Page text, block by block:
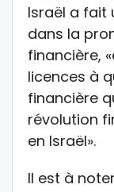
Israël a fait
dans la
financière,
licences à
financière
révolution
en Israël».
Il est à